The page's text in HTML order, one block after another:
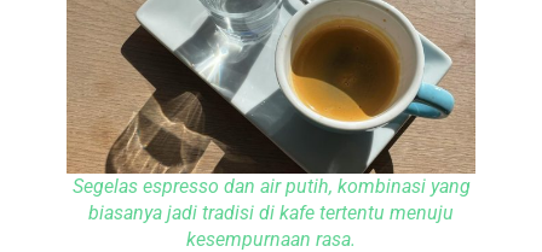
Segelas espresso dan air putih, kombinasi yang
biasanya jadi tradisi di kafe tertentu menuju
kesempurnaan rasa.